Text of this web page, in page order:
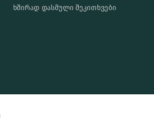
ხშირად დასმული შეკითხვები